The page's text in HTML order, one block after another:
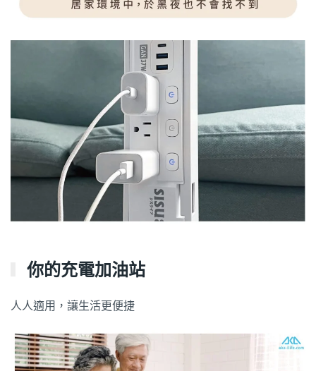
你的充電加油站
人人適用，讓生活更便捷